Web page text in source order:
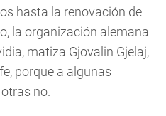
hasta la renovación de
la organización alemana
matiza Gjovalin Gjelaj,
porque a algunas
no.